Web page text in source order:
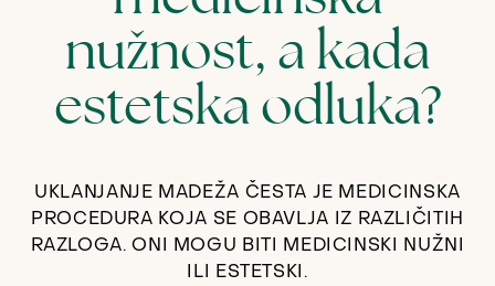
nužnost, a kada
estetska odluka?
UKLANJANJE MADEŽA ČESTA JE MEDICINSKA
PROCEDURA KOJA SE OBAVLJA IZ RAZLIČITIH
RAZLOGA. ONI MOGU BITI MEDICINSKI NUŽNI
ILI ESTETSKI.